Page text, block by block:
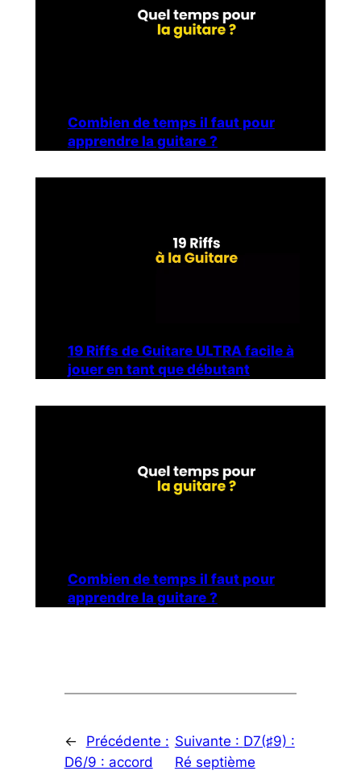
Combien de temps il faut pour
apprendre la guitare ?
19 Riffs de Guitare ULTRA facile à
jouer en tant que débutant
Combien de temps il faut pour
apprendre la guitare ?
←
Précédente :
D6/9 : accord
Suivante : D7(♯9) :
Ré septième